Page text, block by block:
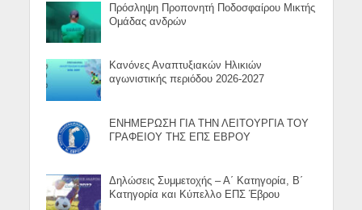
Πρόσληψη Προπονητή Ποδοσφαίρου Μικτής
Ομάδας ανδρών
Κανόνες Αναπτυξιακών Ηλικιών
αγωνιστικής περιόδου 2026-2027
ΕΝΗΜΕΡΩΣΗ ΓΙΑ ΤΗΝ ΛΕΙΤΟΥΡΓΙΑ ΤΟΥ
ΓΡΑΦΕΙΟΥ ΤΗΣ ΕΠΣ ΕΒΡΟΥ
Δηλώσεις Συμμετοχής – Α΄ Κατηγορία, Β΄
Κατηγορία και Κύπελλο ΕΠΣ Έβρου